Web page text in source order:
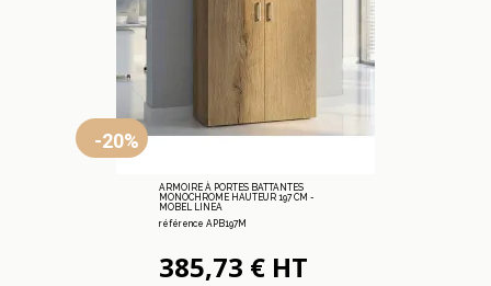
-20%
ARMOIRE À PORTES BATTANTES
MONOCHROME HAUTEUR 197 CM -
MOBEL LINEA
référence APB197M
385,73 € HT